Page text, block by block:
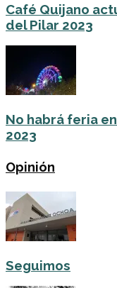
Café Quijano
del Pilar 2023
No habrá feria
2023
Opinión
Seguimos